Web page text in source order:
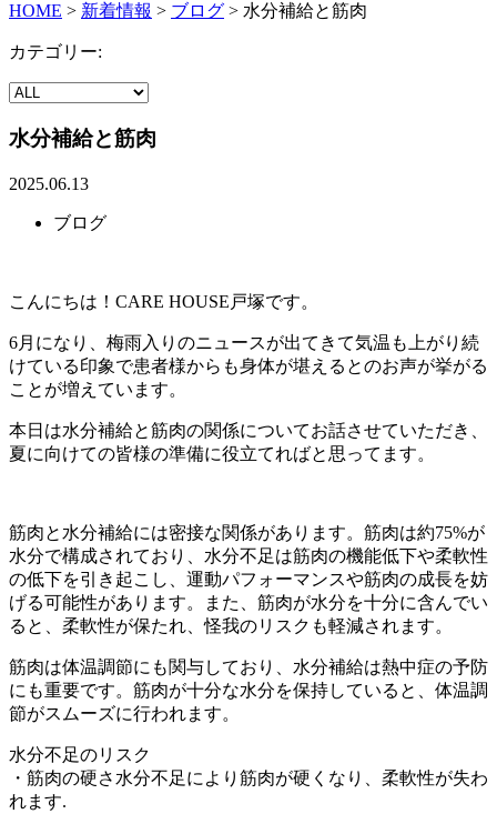
HOME > 新着情報 > ブログ > 水分補給と筋肉
カテゴリー:
水分補給と筋肉
2025.06.13
ブログ
こんにちは！CARE HOUSE戸塚です。
6月になり、梅雨入りのニュースが出てきて気温も上がり続
けている印象で患者様からも身体が堪えるとのお声が挙がる
ことが増えています。
本日は水分補給と筋肉の関係についてお話させていただき、
夏に向けての皆様の準備に役立てればと思ってます。
筋肉と水分補給には密接な関係があります。筋肉は約75%が
水分で構成されており、水分不足は筋肉の機能低下や柔軟性
の低下を引き起こし、運動パフォーマンスや筋肉の成長を妨
げる可能性があります。また、筋肉が水分を十分に含んでい
ると、柔軟性が保たれ、怪我のリスクも軽減されます。
筋肉は体温調節にも関与しており、水分補給は熱中症の予防
にも重要です。筋肉が十分な水分を保持していると、体温調
節がスムーズに行われます。
水分不足のリスク
・筋肉の硬さ水分不足により筋肉が硬くなり、柔軟性が失わ
れます.